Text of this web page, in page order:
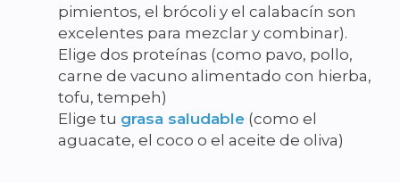
pimientos, el brócoli y el calabacín son
excelentes para mezclar y combinar).
Elige dos proteínas (como pavo, pollo,
carne de vacuno alimentado con hierba,
tofu, tempeh)
Elige tu grasa saludable (como el
aguacate, el coco o el aceite de oliva)